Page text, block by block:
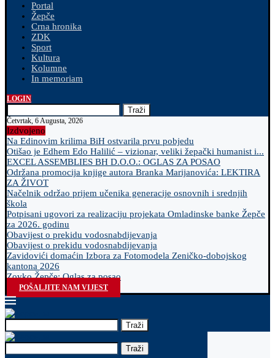
Portal
Žepče
Crna hronika
ZDK
Sport
Kultura
Kolumne
In memoriam
LOGIN
Traži
Četvrtak, 6 Augusta, 2026
Izdvojeno
Na Edinovim krilima BiH ostvarila prvu pobjedu
Otišao je Edhem Edo Halilić – vizionar, veliki žepački humanist i...
EXCEL ASSEMBLIES BH D.O.O.: OGLAS ZA POSAO
Održana promocija knjige autora Branka Marijanovića: LEKTIRA
ZA ŽIVOT
Načelnik održao prijem učenika generacije osnovnih i srednjih
škola
Potpisani ugovori za realizaciju projekata Omladinske banke Žepče
za 2026. godinu
Obavijest o prekidu vodosnabdijevanja
Obavijest o prekidu vodosnabdijevanja
Zavidovići domaćin Izbora za Fotomodela Zeničko-dobojskog
kantona 2026
Zovko Žepče: Oglas za posao
POŠALJITE NAM VIJEST
Traži
Traži